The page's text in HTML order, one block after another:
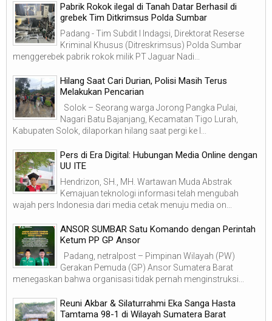
Pabrik Rokok ilegal di Tanah Datar Berhasil di
grebek Tim Ditkrimsus Polda Sumbar
Padang - Tim Subdit I Indagsi, Direktorat Reserse
Kriminal Khusus (Ditreskrimsus) Polda Sumbar
menggerebek pabrik rokok milik PT Jaguar Nadi...
Hilang Saat Cari Durian, Polisi Masih Terus
Melakukan Pencarian
Solok – Seorang warga Jorong Pangka Pulai,
Nagari Batu Bajanjang, Kecamatan Tigo Lurah,
Kabupaten Solok, dilaporkan hilang saat pergi ke l...
Pers di Era Digital: Hubungan Media Online dengan
UU ITE
Hendrizon, SH., MH. Wartawan Muda Abstrak
Kemajuan teknologi informasi telah mengubah
wajah pers Indonesia dari media cetak menuju media on...
ANSOR SUMBAR Satu Komando dengan Perintah
Ketum PP GP Ansor
Padang, netralpost – Pimpinan Wilayah (PW)
Gerakan Pemuda (GP) Ansor Sumatera Barat
menegaskan bahwa organisasi tidak pernah menginstruksi...
Reuni Akbar & Silaturrahmi Eka Sanga Hasta
Tamtama 98-1 di Wilayah Sumatera Barat